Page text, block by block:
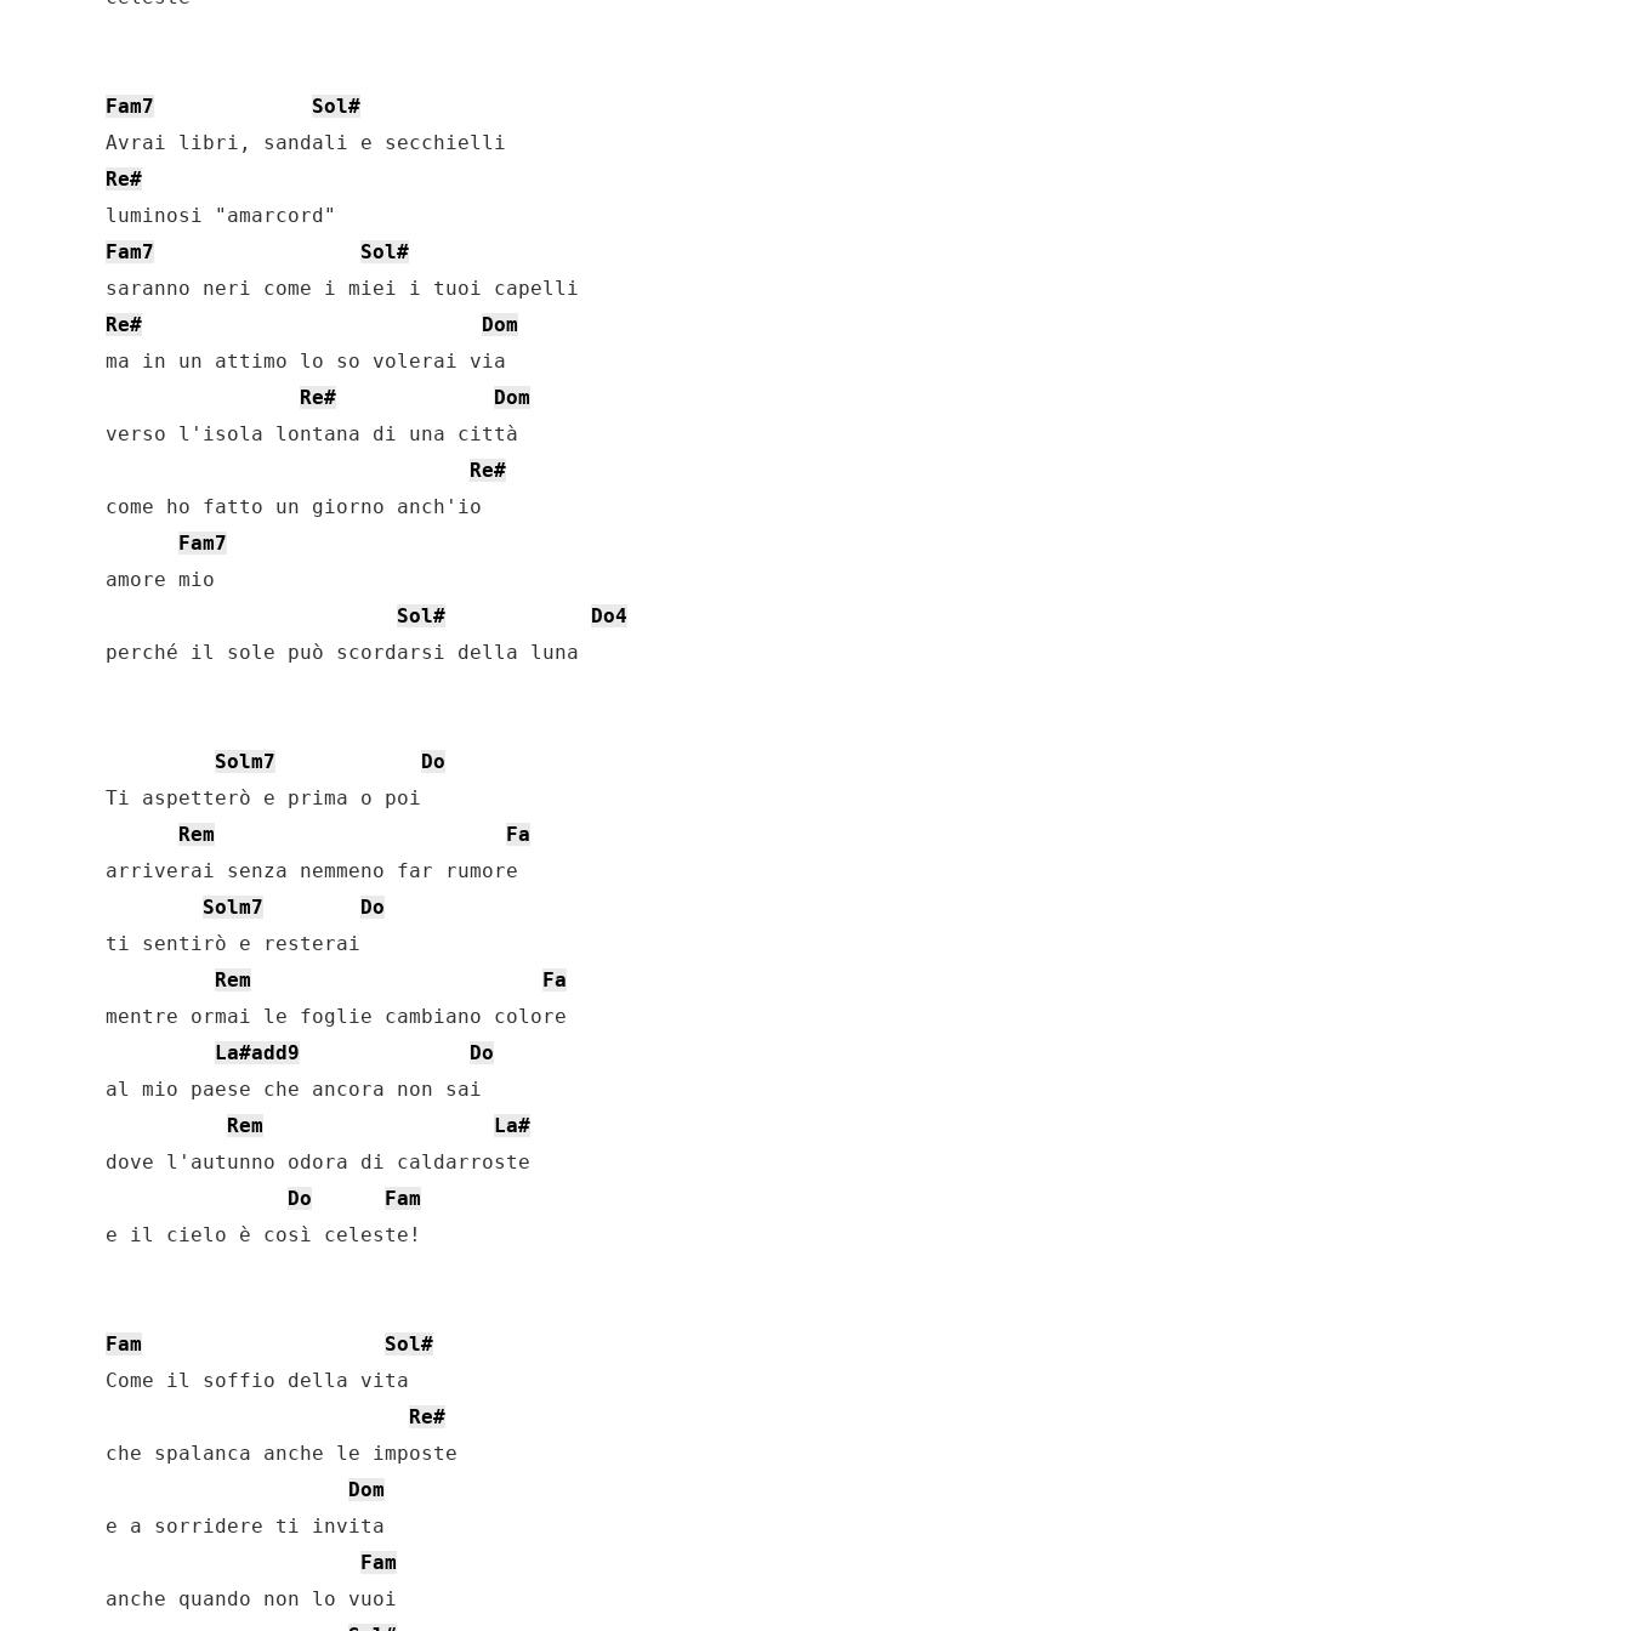
Fam7
Sol#
Re#
Fam7
Sol#
Re#
Dom
ma in un attimo lo so volerai via
Re#
Dom
verso l'isola lontana di una città
Re#
come ho fatto un giorno anch'io
Fam7
amore mio
Sol#
Do4
perché il sole può scordarsi della luna
Solm7
Do
Ti aspetterò e prima o poi
Rem
Fa
arriverai senza nemmeno far rumore
Solm7
Do
ti sentirò e resterai
Rem
Fa
mentre ormai le foglie cambiano colore
La#add9
Do
al mio paese che ancora non sai
Rem
La#
dove l'autunno odora di caldarroste
Do
Fam
e il cielo è così celeste!
Fam
Sol#
Come il soffio della vita
Re#
che spalanca anche le imposte
Dom
e a sorridere ti invita
Fam
anche quando non lo vuoi